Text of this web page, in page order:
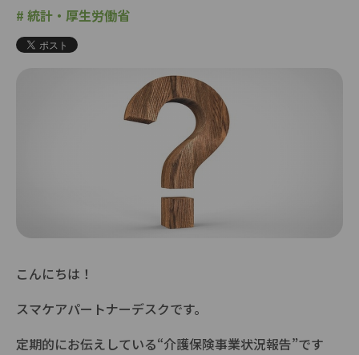
# 統計・厚生労働省
こんにちは！
スマケアパートナーデスクです。
定期的にお伝えしている“介護保険事業状況報告”です